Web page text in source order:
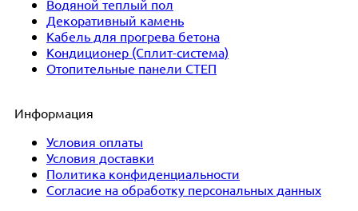
Водяной теплый пол
Декоративный камень
Кабель для прогрева бетона
Кондиционер (Сплит-система)
Отопительные панели СТЕП
Информация
Условия оплаты
Условия доставки
Политика конфиденциальности
Согласие на обработку персональных данных